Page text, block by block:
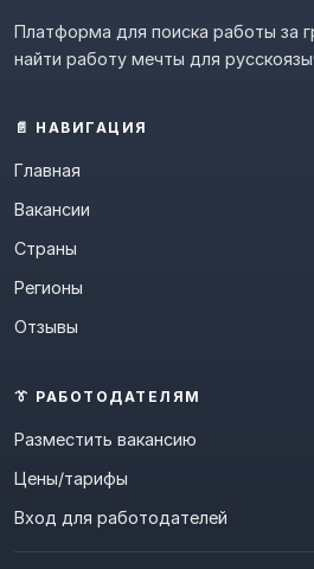
Платформа для поиска работы за
найти работу мечты для
📄 НАВИГАЦИЯ
Главная
Вакансии
Страны
Регионы
Отзывы
👔 РАБОТОДАТЕЛЯМ
Разместить вакансию
Цены/тарифы
Вход для работодателей